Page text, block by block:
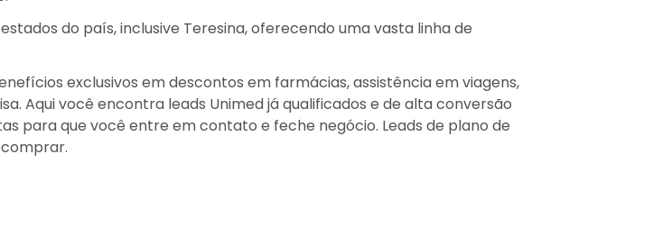
do país, inclusive Teresina, oferecendo uma vasta linha de
exclusivos em descontos em farmácias, assistência em viagens,
Aqui você encontra leads Unimed já qualificados e de alta conversão
para que você entre em contato e feche negócio. Leads de plano de